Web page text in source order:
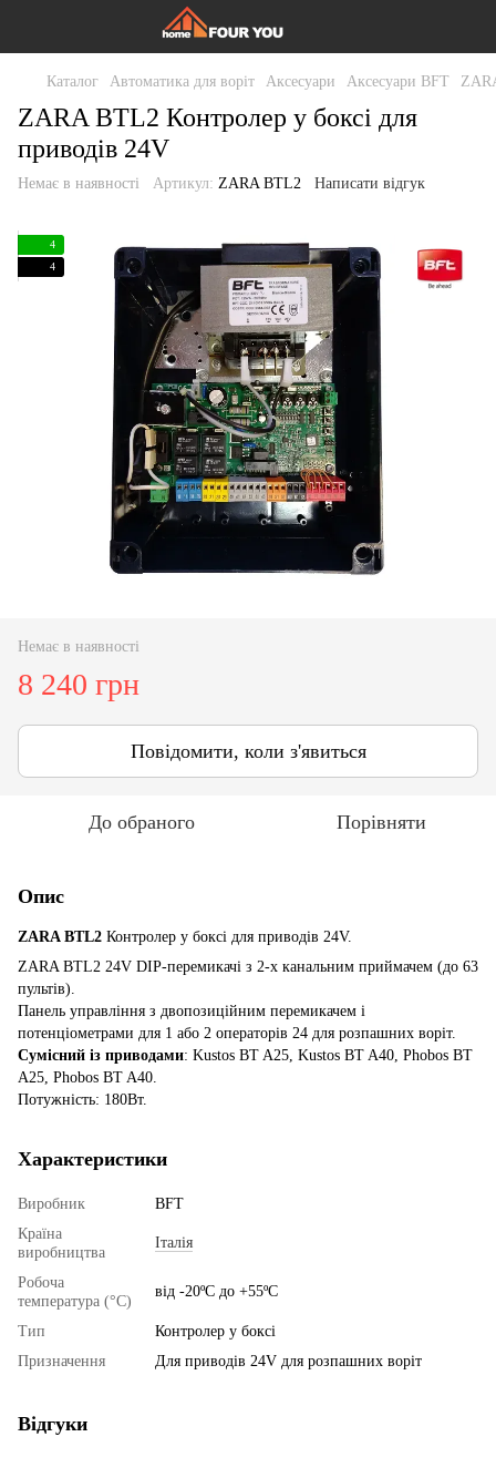
Каталог Автоматика для воріт Аксесуари Аксесуари BFT
ZARA BTL2 Контролер у боксі для
приводів 24V
Немає в наявності Артикул: ZARA BTL2 Написати відгук
4
4
Немає в наявності
8 240 грн
Повідомити, коли з'явиться
До обраного Порівняти
Опис
ZARA BTL2 Контролер у боксі для приводів 24V.
ZARA BTL2 24V DIP-перемикачі з 2-х канальним приймачем (до 63
пультів).
Панель управління з двопозиційним перемикачем і
потенціометрами для 1 або 2 операторів 24 для розпашних воріт.
Сумісний із приводами: Kustos BT A25, Kustos BT A40, Phobos BT
A25, Phobos BT A40.
Потужність: 180Вт.
Характеристики
Виробник
BFT
Країна
виробництва
Італія
Робоча
температура (°C)
від -20ºС до +55ºС
Тип
Контролер у боксі
Призначення
Для приводів 24V для розпашних воріт
Відгуки